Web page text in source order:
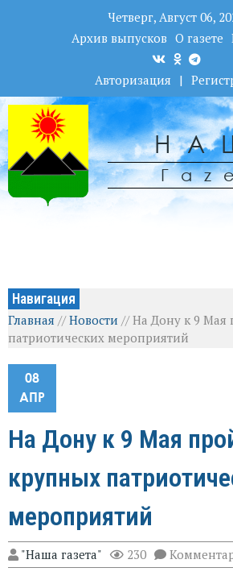
Четверг, Август 06,
Архив выпусков О газете
Авторизация |
Навигация
Главная //Новости //На Дону к 9 Мая
патриотических мероприятий
08
АПР
На Дону к 9 Мая
крупных
мероприятий
"Наша газета" 230